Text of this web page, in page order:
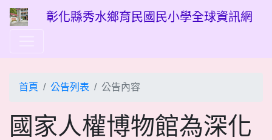
彰化縣秀水鄉育民國民小學全球資訊網
首頁 公告列表 公告內容
國家人權博物館為深化